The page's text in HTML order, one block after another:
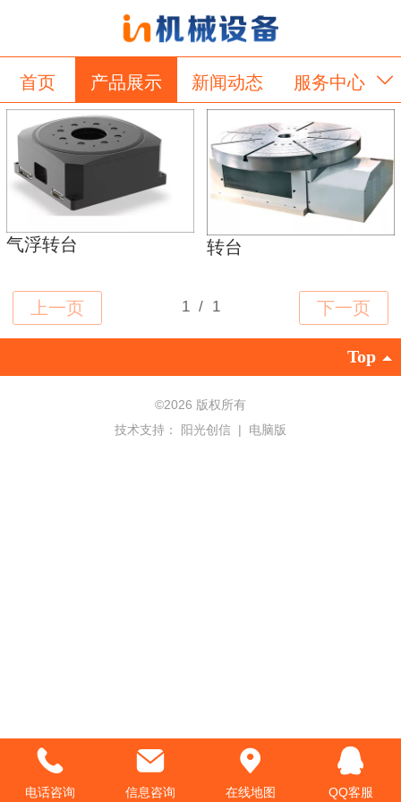
首页 产品展示 新闻动态 服务中心
关于我们 留言板
气浮转台 转台
Top
©2026 版权所有
技术支持： 阳光创信 | 电脑版
电话咨询 信息咨询 在线地图 QQ客服